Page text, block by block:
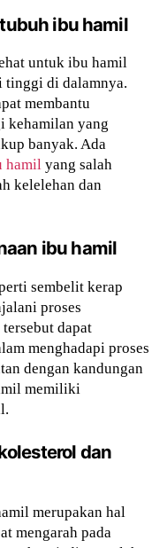
ibu hamil
untuk ibu hamil
tinggi di dalamnya.
membantu
kehamilan yang
banyak. Ada
hamil yang salah
kelelehan dan
ibu hamil
sembelit kerap
proses
dapat
menghadapi proses
dengan kandungan
memiliki
dan
merupakan hal
mengarah pada